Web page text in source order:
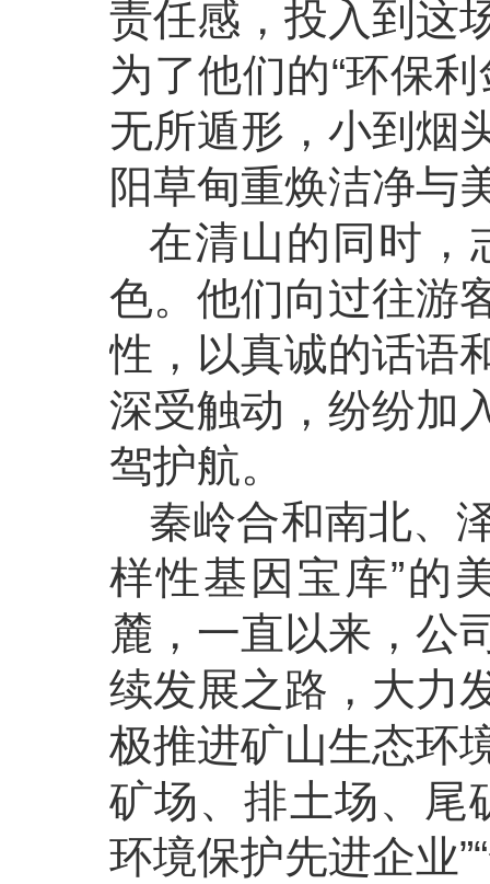
责任感，投入到这
为了他们的“环保
无所遁形，小到烟
阳草甸重焕洁净与
在清山的同时，
色。他们向过往游
性，以真诚的话语
深受触动，纷纷加
驾护航。
秦岭合和南北、
样性基因宝库”的
麓，一直以来，公
续发展之路，大力
极推进矿山生态环
矿场、排土场、尾
环境保护先进企业